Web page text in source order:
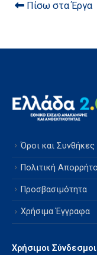
Πίσω στα Έργα
Όροι και
Πολιτική
Προσβασιμότητα
Χρήσιμα Έγγραφα
Χρήσιμοι Σύνδεσμοι